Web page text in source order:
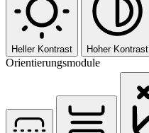
Heller Kontrast Hoher Kontrast
Orientierungsmodule